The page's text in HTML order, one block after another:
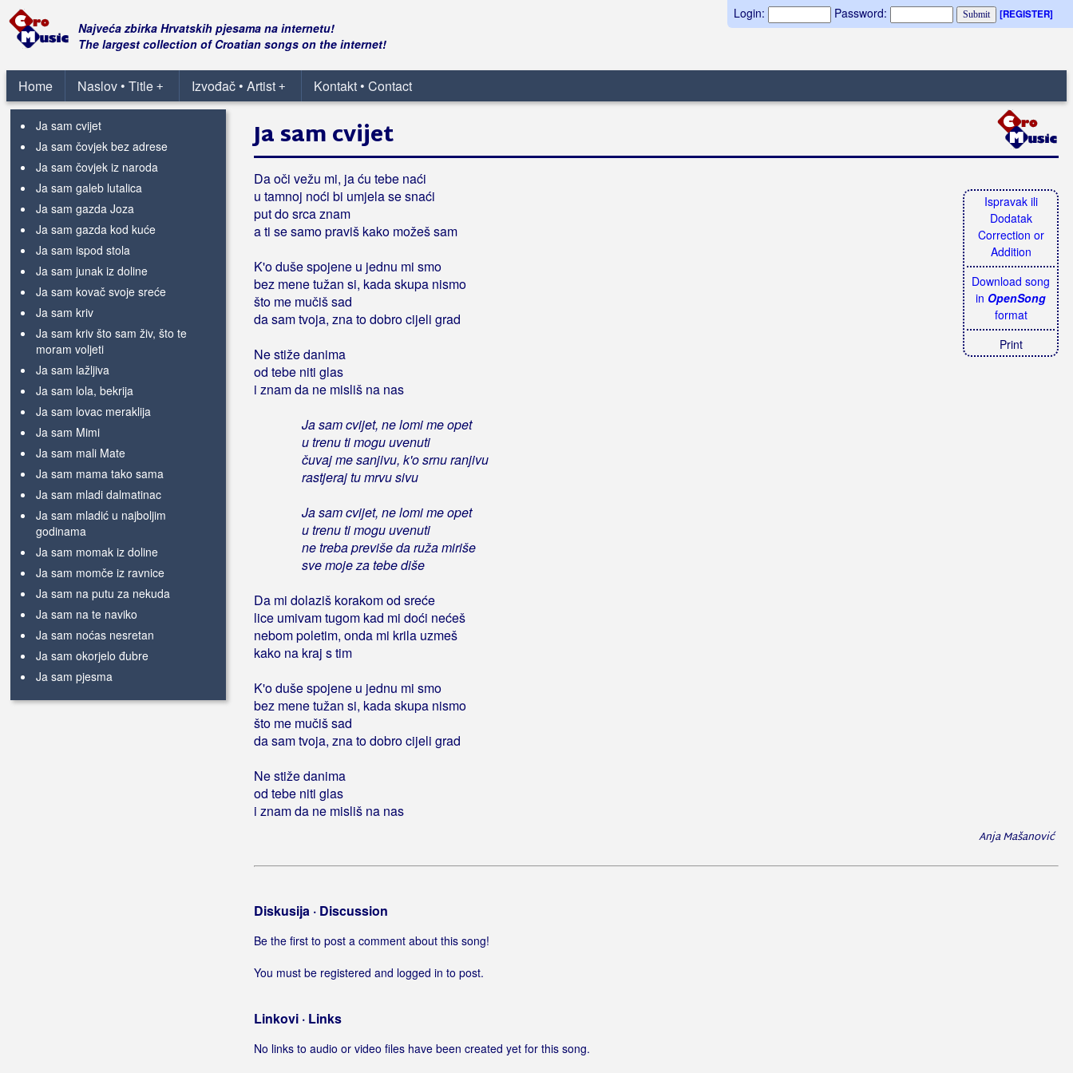
Login: Password: [REGISTER]
Najveća zbirka Hrvatskih pjesama na internetu!
The largest collection of Croatian songs on the internet!
Home +
Naslov • Title +
Izvođač • Artist Kontakt • Contact
Ja sam bio samo glup
Ja sam budućnost
Ja sam cura rodom iz Kosinja
Ja sam cura slavonska
Ja sam cvijet
Ja sam čovjek bez adrese
Ja sam čovjek iz naroda
Ja sam galeb lutalica
Ja sam gazda Joza
Ja sam gazda kod kuće
Ja sam ispod stola
Ja sam junak iz doline
Ja sam kovač svoje sreće
Ja sam kriv
Ja sam kriv što sam živ, što te
moram voljeti
Ja sam lažljiva
Ja sam lola, bekrija
Ja sam lovac meraklija
Ja sam Mimi
Ja sam mali Mate
Ja sam mama tako sama
Ja sam mladi dalmatinac
Ja sam mladić u najboljim
godinama
Ja sam momak iz doline
Ja sam momče iz ravnice
Ja sam na putu za nekuda
Ja sam na te naviko
Ja sam noćas nesretan
Ja sam okorjelo đubre
Ja sam pjesma
Ja sam prava hrvatica
Ispravak ili
Dodatak
Correction or
Addition
Download song
in OpenSong
format
Print
Ja sam cvijet
Da oči vežu mi, ja ću tebe naći
u tamnoj noći bi umjela se snaći
put do srca znam
a ti se samo praviš kako možeš sam
K'o duše spojene u jednu mi smo
bez mene tužan si, kada skupa nismo
što me mučiš sad
da sam tvoja, zna to dobro cijeli grad
Ne stiže danima
od tebe niti glas
i znam da ne misliš na nas
Ja sam cvijet, ne lomi me opet
u trenu ti mogu uvenuti
čuvaj me sanjivu, k'o srnu ranjivu
rastjeraj tu mrvu sivu
Ja sam cvijet, ne lomi me opet
u trenu ti mogu uvenuti
ne treba previše da ruža miriše
sve moje za tebe diše
Da mi dolaziš korakom od sreće
lice umivam tugom kad mi doći nećeš
nebom poletim, onda mi krila uzmeš
kako na kraj s tim
K'o duše spojene u jednu mi smo
bez mene tužan si, kada skupa nismo
što me mučiš sad
da sam tvoja, zna to dobro cijeli grad
Ne stiže danima
od tebe niti glas
i znam da ne misliš na nas
Anja Mašanović
Diskusija · Discussion
Be the first to post a comment about this song!
You must be registered and logged in to post.
Linkovi · Links
No links to audio or video files have been created yet for this song.